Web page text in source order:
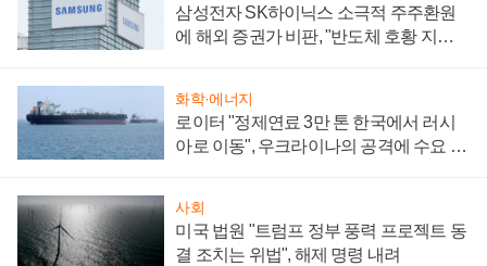
삼성전자 SK하이닉스 소극적 주주환원
에 해외 증권가 비판, "반도체 호황 지속
화학·에너지
로이터 "정제연료 3만 톤 한국에서 러시
아로 이동", 우크라이나의 공격에 수요 늘
사회
미국 법원 "트럼프 정부 풍력 프로젝트 동
결 조치는 위법", 해제 명령 내려